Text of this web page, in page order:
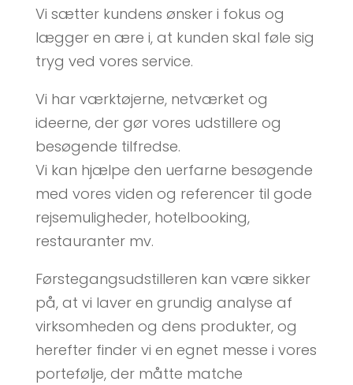
Vi sætter kundens ønsker i fokus og
lægger en ære i, at kunden skal føle sig
tryg ved vores service.
Vi har værktøjerne, netværket og
ideerne, der gør vores udstillere og
besøgende tilfredse.
Vi kan hjælpe den uerfarne besøgende
med vores viden og referencer til gode
rejsemuligheder, hotelbooking,
restauranter mv.
Førstegangsudstilleren kan være sikker
på, at vi laver en grundig analyse af
virksomheden og dens produkter, og
herefter finder vi en egnet messe i vores
portefølje, der måtte matche